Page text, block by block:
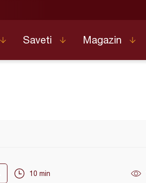
Saveti Magazin
10 min